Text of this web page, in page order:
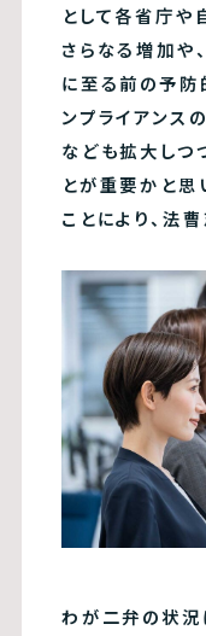
として各省庁
さらなる増加や
に至る前の予防
ンプライアンス
なども拡大しつ
とが重要かと思
ことにより、法
わが二弁の状